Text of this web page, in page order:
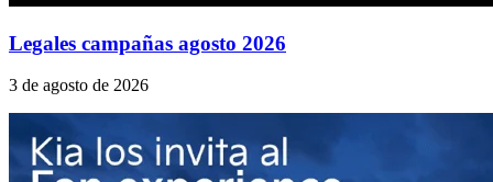
Legales campañas agosto 2026
3 de agosto de 2026